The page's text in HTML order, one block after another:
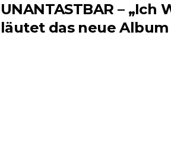
UNANTASTBAR – „Ich
läutet das neue Album